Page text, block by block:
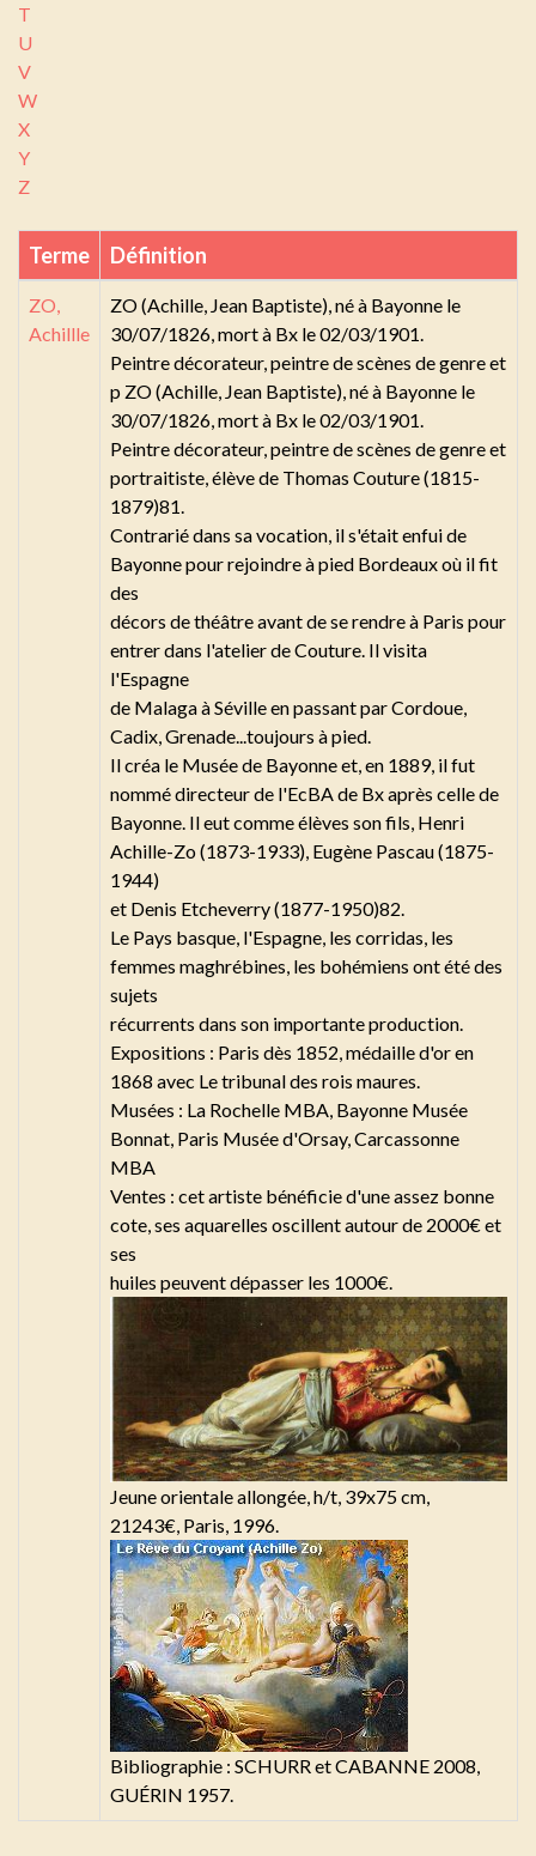
T
U
V
W
X
Y
Z
Terme Définition
ZO,
Achillle
ZO (Achille, Jean Baptiste), né à Bayonne le
30/07/1826, mort à Bx le 02/03/1901.
Peintre décorateur, peintre de scènes de genre et
p ZO (Achille, Jean Baptiste), né à Bayonne le
30/07/1826, mort à Bx le 02/03/1901.
Peintre décorateur, peintre de scènes de genre et
portraitiste, élève de Thomas Couture (1815-
1879)81.
Contrarié dans sa vocation, il s'était enfui de
Bayonne pour rejoindre à pied Bordeaux où il fit
des
décors de théâtre avant de se rendre à Paris pour
entrer dans l'atelier de Couture. Il visita
l'Espagne
de Malaga à Séville en passant par Cordoue,
Cadix, Grenade...toujours à pied.
Il créa le Musée de Bayonne et, en 1889, il fut
nommé directeur de l'EcBA de Bx après celle de
Bayonne. Il eut comme élèves son fils, Henri
Achille-Zo (1873-1933), Eugène Pascau (1875-
1944)
et Denis Etcheverry (1877-1950)82.
Le Pays basque, l'Espagne, les corridas, les
femmes maghrébines, les bohémiens ont été des
sujets
récurrents dans son importante production.
Expositions : Paris dès 1852, médaille d'or en
1868 avec Le tribunal des rois maures.
Musées : La Rochelle MBA, Bayonne Musée
Bonnat, Paris Musée d'Orsay, Carcassonne
MBA
Ventes : cet artiste bénéficie d'une assez bonne
cote, ses aquarelles oscillent autour de 2000€ et
ses
huiles peuvent dépasser les 1000€.
Jeune orientale allongée, h/t, 39x75 cm,
21243€, Paris, 1996.
Bibliographie : SCHURR et CABANNE 2008,
GUÉRIN 1957.